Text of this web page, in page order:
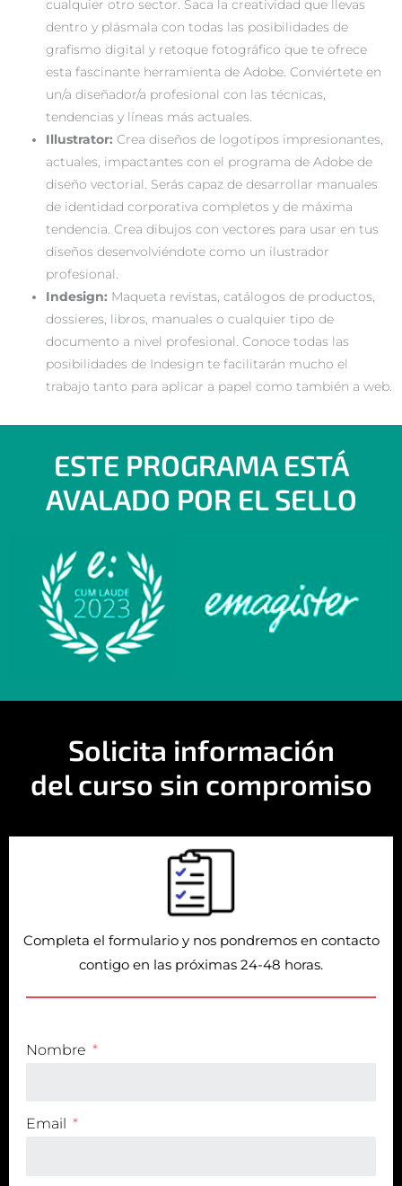
cualquier otro sector. Saca la creatividad que llevas
dentro y plásmala con todas las posibilidades de
grafismo digital y retoque fotográfico que te ofrece
esta fascinante herramienta de Adobe. Conviértete en
un/a diseñador/a profesional con las técnicas,
tendencias y líneas más actuales.
Illustrator: Crea diseños de logotipos impresionantes,
actuales, impactantes con el programa de Adobe de
diseño vectorial. Serás capaz de desarrollar manuales
de identidad corporativa completos y de máxima
tendencia. Crea dibujos con vectores para usar en tus
diseños desenvolviéndote como un ilustrador
profesional.
Indesign: Maqueta revistas, catálogos de productos,
dossieres, libros, manuales o cualquier tipo de
documento a nivel profesional. Conoce todas las
posibilidades de Indesign te facilitarán mucho el
trabajo tanto para aplicar a papel como también a web.
ESTE PROGRAMA ESTÁ
AVALADO POR EL SELLO
Solicita información
del curso sin compromiso
Completa el formulario y nos pondremos en contacto
contigo en las próximas 24-48 horas.
Nombre
Email